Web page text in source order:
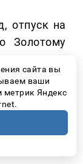
отпуск на
Золотому
Он
по
там, где
сайта вы
ваши
метрик Яндекс